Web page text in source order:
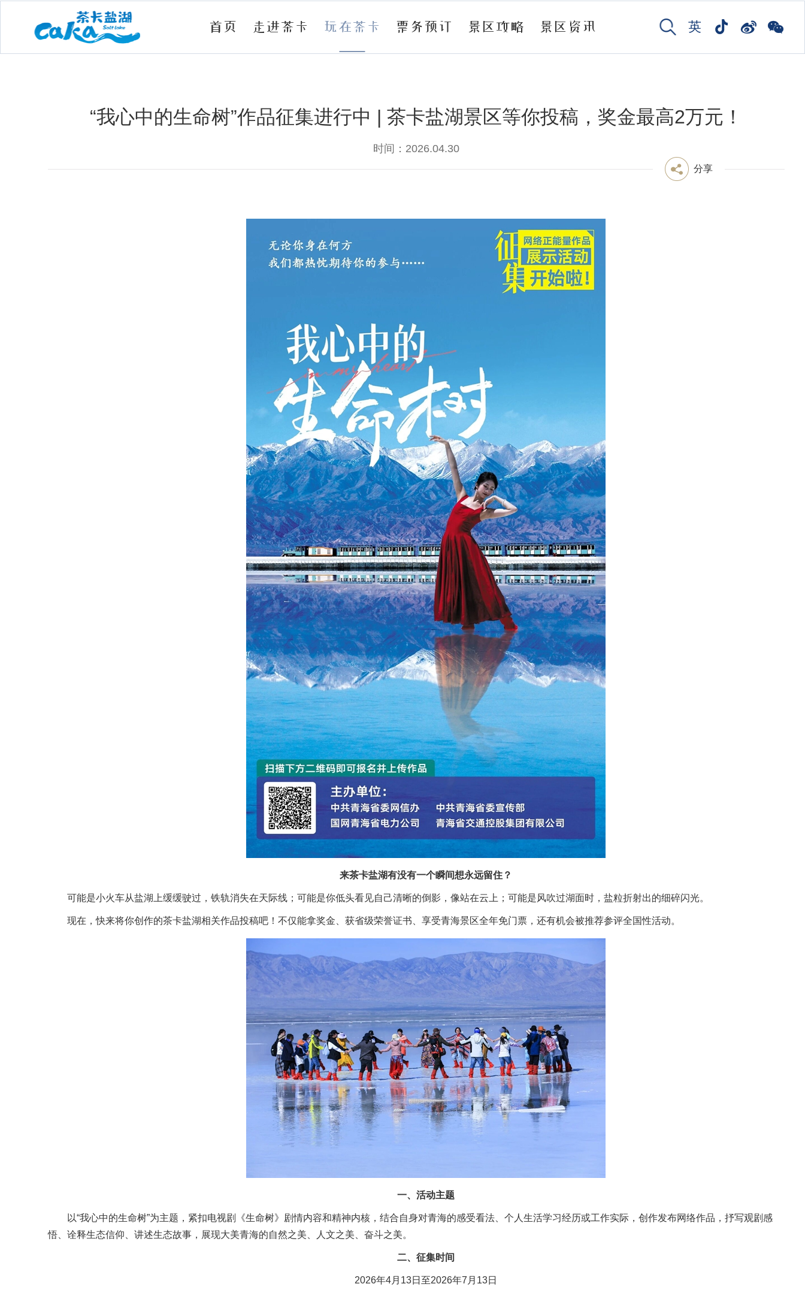
英
首页 走进茶卡 玩在茶卡 票务预订 景区攻略 景区资讯
“我心中的生命树”作品征集进行中 | 茶卡盐湖景区等你投稿，奖金最高2万元！
时间：2026.04.30
分享
来茶卡盐湖有没有一个瞬间想永远留住？
可能是小火车从盐湖上缓缓驶过，铁轨消失在天际线；可能是你低头看见自己清晰的倒影，像站在云上；可能是风吹过湖面时，盐粒折射出的细碎闪光。
现在，快来将你创作的茶卡盐湖相关作品投稿吧！不仅能拿奖金、获省级荣誉证书、享受青海景区全年免门票，还有机会被推荐参评全国性活动。
一、活动主题
以“我心中的生命树”为主题，紧扣电视剧《生命树》剧情内容和精神内核，结合自身对青海的感受看法、个人生活学习经历或工作实际，创作发布网络作品，抒写观剧感
悟、诠释生态信仰、讲述生态故事，展现大美青海的自然之美、人文之美、奋斗之美。
二、征集时间
2026年4月13日至2026年7月13日